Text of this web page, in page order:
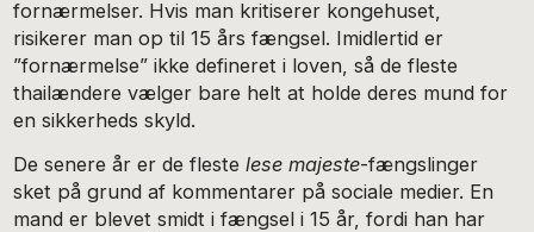
fornærmelser. Hvis man kritiserer kongehuset,
risikerer man op til 15 års fængsel. Imidlertid er
”fornærmelse” ikke defineret i loven, så de fleste
thailændere vælger bare helt at holde deres mund for
en sikkerheds skyld.
De senere år er de fleste lese majeste-fængslinger
sket på grund af kommentarer på sociale medier. En
mand er blevet smidt i fængsel i 15 år, fordi han har